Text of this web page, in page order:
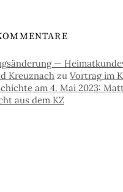
—
Kreuznach zu Vortrag im
am 4. Mai 2023:
aus dem KZ